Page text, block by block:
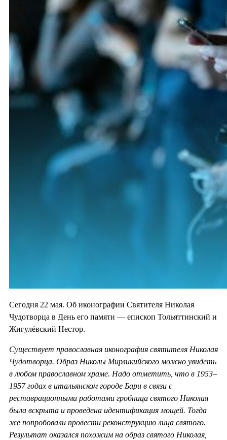
Сегодня 22 мая. Об иконографии Святителя Николая
Чудотворца в День его памяти — епископ Тольяттинский и
Жигулёвский Нестор.
Существует православная иконография святителя Николая
Чудотворца. Образ Николы Мирликийского можно увидеть
в любом православном храме. Надо отметить, что в 1953–
1957 годах в итальянском городе Бари в связи с
реставрационными работами гробница святого Николая
была вскрыта и проведена идентификация мощей. Тогда
же попробовали провести реконструкцию лица святого.
Результат оказался похожим на образ святого Николая,